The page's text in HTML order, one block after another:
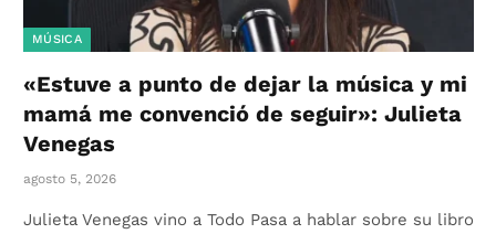
MÚSICA
«Estuve a punto de dejar la música y mi
mamá me convenció de seguir»: Julieta
Venegas
agosto 5, 2026
Julieta Venegas vino a Todo Pasa a hablar sobre su libro